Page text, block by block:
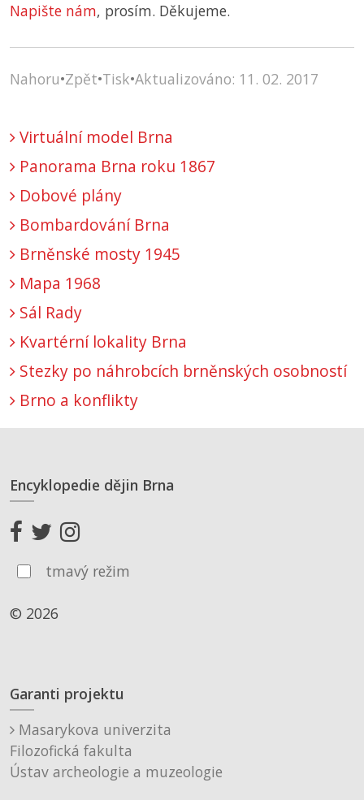
Napište nám, prosím. Děkujeme.
Nahoru•Zpět•Tisk•Aktualizováno: 11. 02. 2017
Virtuální model Brna
Panorama Brna roku 1867
Dobové plány
Bombardování Brna
Brněnské mosty 1945
Mapa 1968
Sál Rady
Kvartérní lokality Brna
Stezky po náhrobcích brněnských osobností
Brno a konflikty
Encyklopedie dějin Brna
tmavý režim
© 2026
Garanti projektu
Masarykova univerzita
Filozofická fakulta
Ústav archeologie a muzeologie